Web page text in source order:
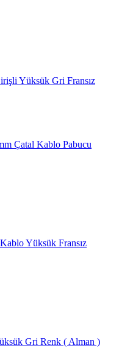
Yüksük Gri Fransız
Çatal Kablo Pabucu
Yüksük Fransız
Gri Renk ( Alman )